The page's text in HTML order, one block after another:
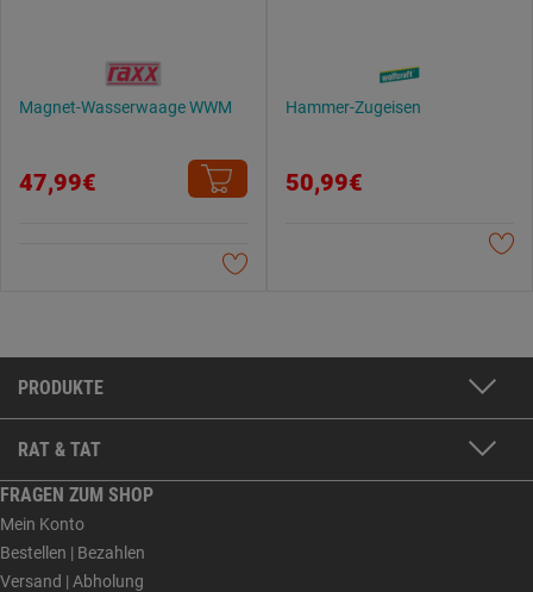
Magnet-Wasserwaage WWM
47,99€
Hammer-Zugeisen
50,99€
PRODUKTE
RAT & TAT
FRAGEN ZUM SHOP
Mein Konto
Bestellen | Bezahlen
Versand | Abholung